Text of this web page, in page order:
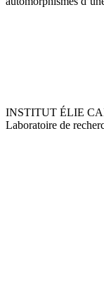
INSTITUT ÉLIE
Laboratoire de